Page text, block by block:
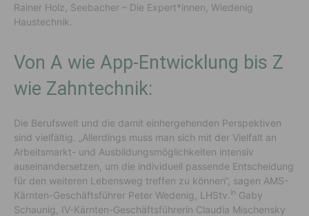
Rainer Holz, Seebacher – Die Expert*innen, Wiedenig
Haustechnik.
Von A wie App-Entwicklung bis Z
wie Zahntechnik:
Die Berufswelt und die damit einhergehenden Perspektiven
sind vielfältig. „Allerdings muss man sich mit der Vielfalt an
Arbeitsmarkt- und Ausbildungsmöglichkeiten intensiv
auseinandersetzen, um die individuell passende Entscheidung
für den weiteren Lebensweg treffen zu können“, sagen AMS-
Kärnten-Geschäftsführer Peter Wedenig, LHStv.
in Gaby
Schaunig, IV-Kärnten-Geschäftsführerin Claudia Mischensky